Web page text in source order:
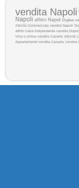
vendita Napoli
Napoli affitto Napoli Duplex
Attività Commerciale vendita Napoli
affitto Casa Indipendente vendita
Villa o villino vendita Caserta Attività
Appartamento vendita Caserta vendita